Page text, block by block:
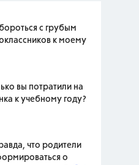
с грубым
к моему
вы потратили на
к учебному году?
что родители
о